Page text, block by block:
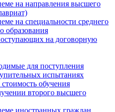
на направления высшего
на специальности среднего
образования
на договорную
для поступления
испытаниях
обучения
второго высшего
иностранных граждан